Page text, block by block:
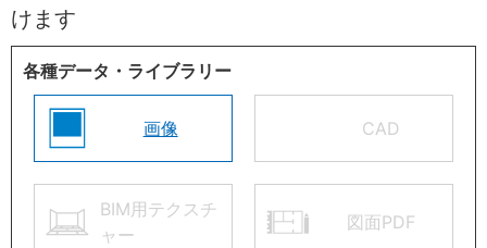
けます
各種データ・ライブラリー
画像 CAD
BIM用テクスチ
ャー
図面PDF